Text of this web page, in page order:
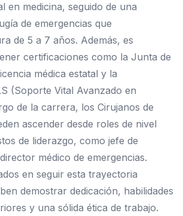
en medicina, seguido de una
de emergencias que
de 5 a 7 años. Además, es
certificaciones como la Junta de
médica estatal y la
(Soporte Vital Avanzado en
de la carrera, los Cirujanos de
ascender desde roles de nivel
de liderazgo, como jefe de
médico de emergencias.
en seguir esta trayectoria
demostrar dedicación, habilidades
y una sólida ética de trabajo.